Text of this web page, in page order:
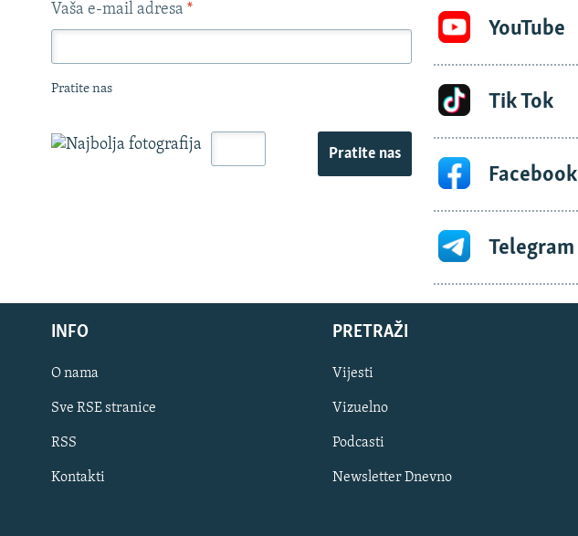
Vaša e-mail adresa *
Pratite nas
Pratite nas
YouTube
Tik Tok
Facebook
Telegram
INFO
O nama
Sve RSE stranice
RSS
Kontakti
PRETRAŽI
Vijesti
Vizuelno
Podcasti
Newsletter Dnevno